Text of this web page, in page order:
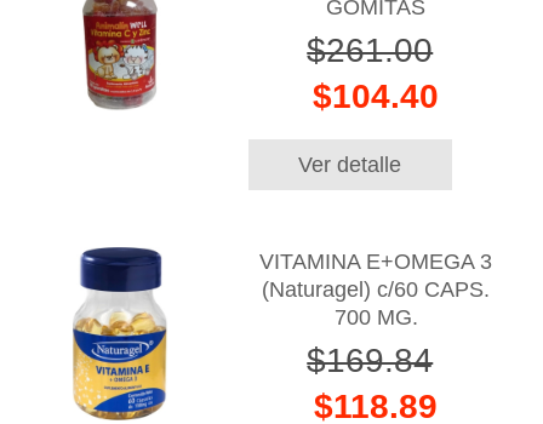
GOMITAS
$261.00
$104.40
Ver detalle
VITAMINA E+OMEGA 3
(Naturagel) c/60 CAPS.
700 MG.
$169.84
$118.89